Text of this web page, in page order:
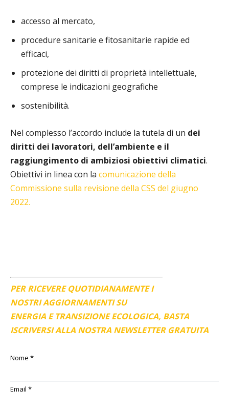
accesso al mercato,
procedure sanitarie e fitosanitarie rapide ed
efficaci,
protezione dei diritti di proprietà intellettuale,
comprese le indicazioni geografiche
sostenibilità.
Nel complesso l’accordo include la tutela di un dei
diritti dei lavoratori, dell’ambiente e il
raggiungimento di ambiziosi obiettivi climatici.
Obiettivi in linea con la comunicazione della
Commissione sulla revisione della CSS del giugno
2022.
PER RICEVERE QUOTIDIANAMENTE I
NOSTRI AGGIORNAMENTI SU
ENERGIA E TRANSIZIONE ECOLOGICA, BASTA
ISCRIVERSI ALLA NOSTRA NEWSLETTER GRATUITA
Nome *
Email *